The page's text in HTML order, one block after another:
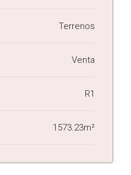
Terrenos
Venta
R1
1573.23m²